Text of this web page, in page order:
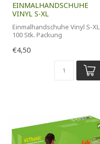
EINMALHANDSCHUHE
VINYL S-XL
Einmalhandschuhe Vinyl S-XL
100 Stk. Packung
€4,50